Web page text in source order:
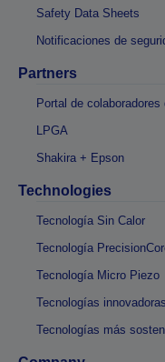
Safety Data Sheets
Notificaciones de
Partners
Portal de colaboradores
LPGA
Shakira + Epson
Technologies
Tecnología Sin Calor
Tecnología
Tecnología Micro Piezo
Tecnologías innovadoras
Tecnologías más